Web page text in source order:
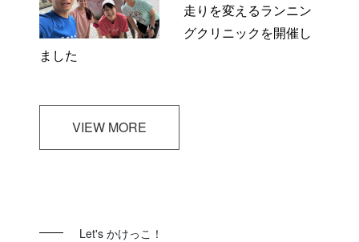
走りを変えるランニン
グクリニックを開催し
ました
VIEW MORE
Let's かけっこ！